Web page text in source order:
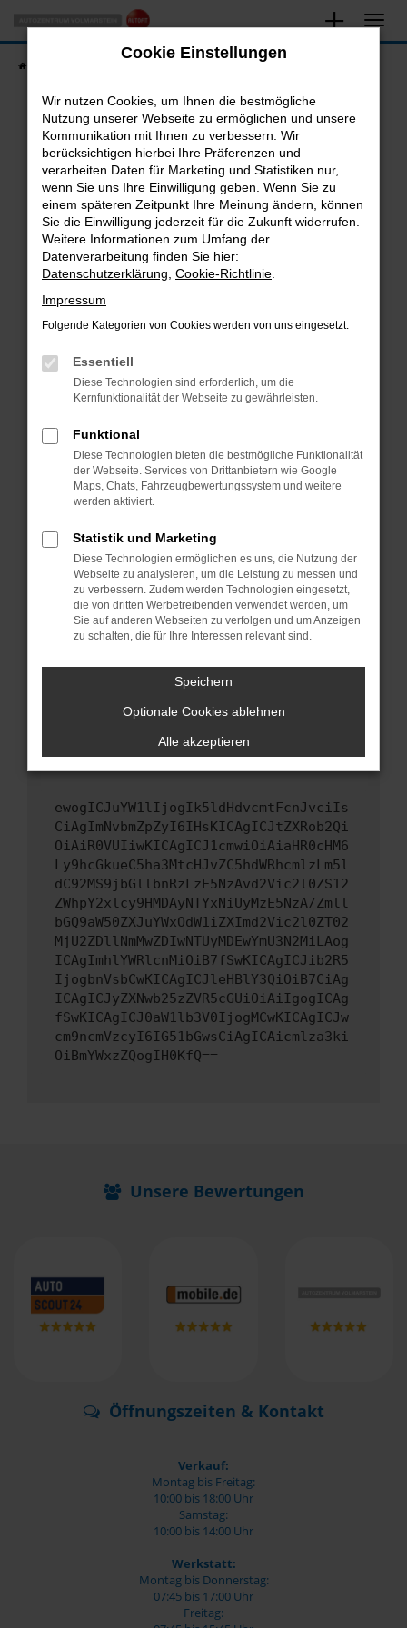
Zum
Hauptinhalt
springen
Fahrzeugsuche
Fehler: Network Error
Beim Laden ist ein Fehler aufgetreten.
Hier sind ein paar Tipps, die dir helfen können:
Überprüfe deine Firewall und deine
Internetverbindung.
Laden andere Webseiten, zum Beispiel deine
Suchmaschine?
Prüfe deine Browsererweiterungen.
können das Laden bestimmter Seiten
verhindern. Funktioniert die Seite in einem
anderen Browser oder in einem privaten
Starte dein Gerät neu.
Das kann manchmal helfen, vorübergehende
Probleme zu beheben.
Betriebssystem auf dem neuesten Stand
sind.
Veraltete Software birgt nicht nur ein
Sicherheitsrisiko, sondern kann auch dazu
führen, dass bestimmte Funktionen nicht mehr
unterstützt werden.
Wende dich an den Webseitenbetreiber.
Wenn du alle oben genannten Schritte versucht
hast, kontaktiere uns bitte. Wir werden
versuchen, das Problem zu beheben. Du kannst
uns diesen Text schicken, um uns bei der
ewogICJuYW1lIjogIk5ldHdvcmtFcnJvciIs
CiAgImNvbmZpZyI6IHsKICAgICJtZXRob2Qi
OiAiR0VUIiwKICAgICJ1cmwiOiAiaHR0cHM6
Ly9hcGkueC5ha3MtcHJvZC5hdWRhcmlzLm5l
dC92MS9jbGllbnRzLzE5NzAvd2Vic2l0ZS12
ZWhpY2xlcy9HMDAyNTYxNiUyMzE5NzA/Zmll
bGQ9aW50ZXJuYWxOdW1iZXImd2Vic2l0ZT02
MjU2ZDllNmMwZDIwNTUyMDEwYmU3N2MiLAog
ICAgImhlYWRlcnMiOiB7fSwKICAgICJib2R5
IjogbnVsbCwKICAgICJleHBlY3QiOiB7CiAg
ICAgICJyZXNwb25zZVR5cGUiOiAiIgogICAg
fSwKICAgICJ0aW1lb3V0IjogMCwKICAgICJw
cm9ncmVzcyI6IG51bGwsCiAgICAicmlza3ki
OiBmYWxzZQogIH0KfQ==
Unsere Bewertungen
Öffnungszeiten & Kontakt
Verkauf:
Montag bis Freitag:
10:00 bis 18:00 Uhr
Samstag:
10:00 bis 14:00 Uhr
Werkstatt:
Montag bis Donnerstag:
07:45 bis 17:00 Uhr
Freitag:
Cookie Einstellungen
Wir nutzen Cookies, um Ihnen die bestmögliche
Nutzung unserer Webseite zu ermöglichen und unsere
Kommunikation mit Ihnen zu verbessern. Wir
berücksichtigen hierbei Ihre Präferenzen und
verarbeiten Daten für Marketing und Statistiken nur,
wenn Sie uns Ihre Einwilligung geben. Wenn Sie zu
einem späteren Zeitpunkt Ihre Meinung ändern, können
Sie die Einwilligung jederzeit für die Zukunft widerrufen.
Weitere Informationen zum Umfang der
Datenverarbeitung finden Sie hier:
Datenschutzerklärung Cookie-Richtlinie
Impressum
Folgende Kategorien von Cookies werden von uns eingesetzt:
Essentiell
Diese Technologien sind erforderlich, um die
Kernfunktionalität der Webseite zu gewährleisten.
Funktional
Diese Technologien bieten die bestmögliche Funktionalität
der Webseite. Services von Drittanbietern wie Google
Maps, Chats, Fahrzeugbewertungssystem und weitere
werden aktiviert.
Statistik und Marketing
Diese Technologien ermöglichen es uns, die Nutzung der
Webseite zu analysieren, um die Leistung zu messen und
zu verbessern. Zudem werden Technologien eingesetzt,
die von dritten Werbetreibenden verwendet werden, um
Sie auf anderen Webseiten zu verfolgen und um Anzeigen
zu schalten, die für Ihre Interessen relevant sind.
Speichern
Optionale Cookies ablehnen
Alle akzeptieren